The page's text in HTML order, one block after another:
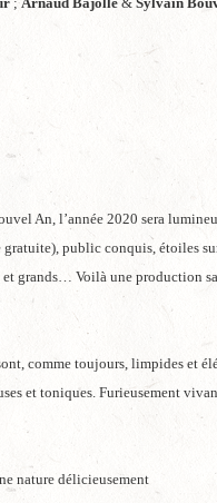
An, l’année 2020 sera
gratuite), public conquis, étoiles
et grands… Voilà une production
comme toujours, limpides et
et toniques. Furieusement
nature délicieusement